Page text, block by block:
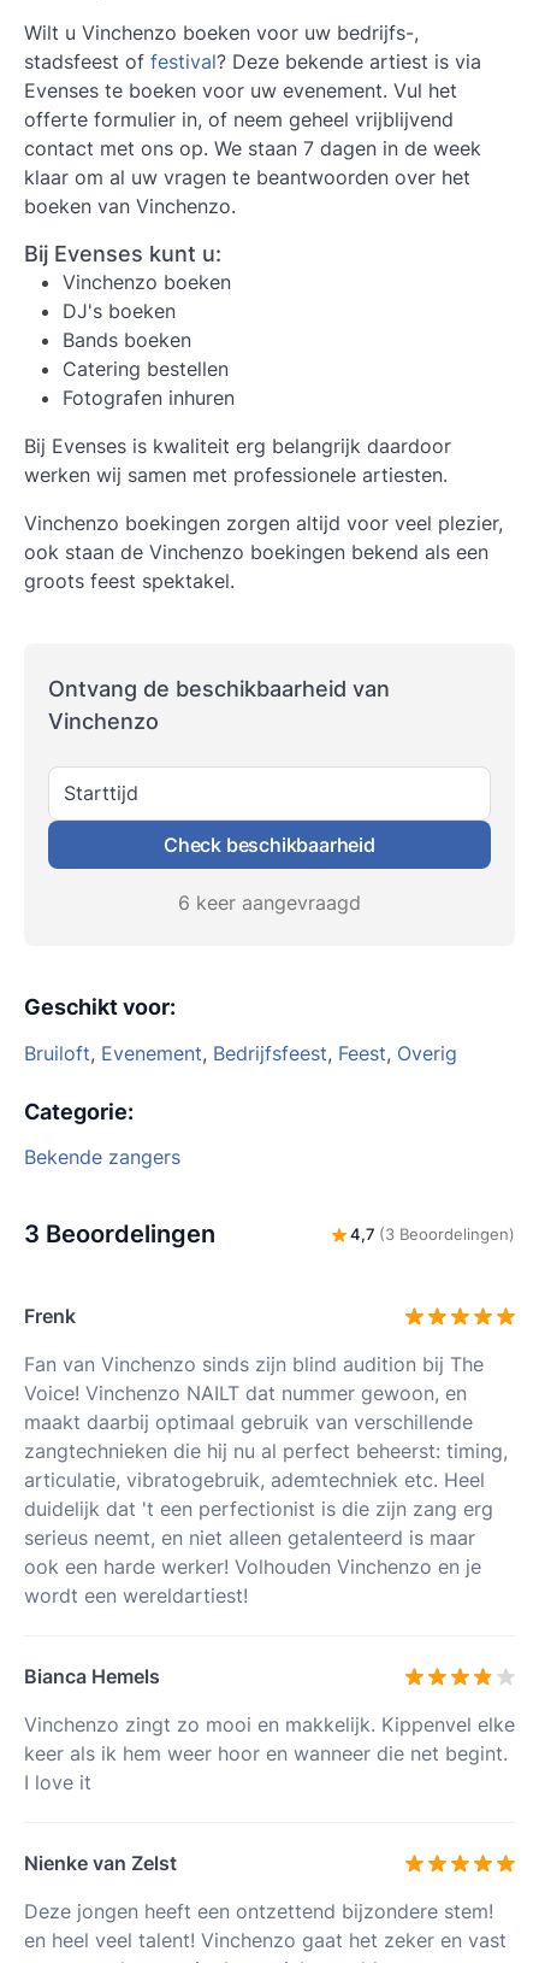
Wilt u Vinchenzo boeken voor uw bedrijfs-,
stadsfeest of festival? Deze bekende artiest is via
Evenses te boeken voor uw evenement. Vul het
offerte formulier in, of neem geheel vrijblijvend
contact met ons op. We staan 7 dagen in de week
klaar om al uw vragen te beantwoorden over het
boeken van Vinchenzo.
Bij Evenses kunt u:
Vinchenzo boeken
DJ's boeken
Bands boeken
Catering bestellen
Fotografen inhuren
Bij Evenses is kwaliteit erg belangrijk daardoor
werken wij samen met professionele artiesten.
Vinchenzo boekingen zorgen altijd voor veel plezier,
ook staan de Vinchenzo boekingen bekend als een
groots feest spektakel.
Ontvang de beschikbaarheid van
Vinchenzo
Starttijd
Check beschikbaarheid
6 keer aangevraagd
Geschikt voor:
Bruiloft, Evenement, Bedrijfsfeest, Feest, Overig
Categorie:
Bekende zangers
3 Beoordelingen 4,7 (3 Beoordelingen)
Frenk
Fan van Vinchenzo sinds zijn blind audition bij The
Voice! Vinchenzo NAILT dat nummer gewoon, en
maakt daarbij optimaal gebruik van verschillende
zangtechnieken die hij nu al perfect beheerst: timing,
articulatie, vibratogebruik, ademtechniek etc. Heel
duidelijk dat 't een perfectionist is die zijn zang erg
serieus neemt, en niet alleen getalenteerd is maar
ook een harde werker! Volhouden Vinchenzo en je
wordt een wereldartiest!
Bianca Hemels
Vinchenzo zingt zo mooi en makkelijk. Kippenvel elke
keer als ik hem weer hoor en wanneer die net begint.
I love it
Nienke van Zelst
Deze jongen heeft een ontzettend bijzondere stem!
en heel veel talent! Vinchenzo gaat het zeker en vast